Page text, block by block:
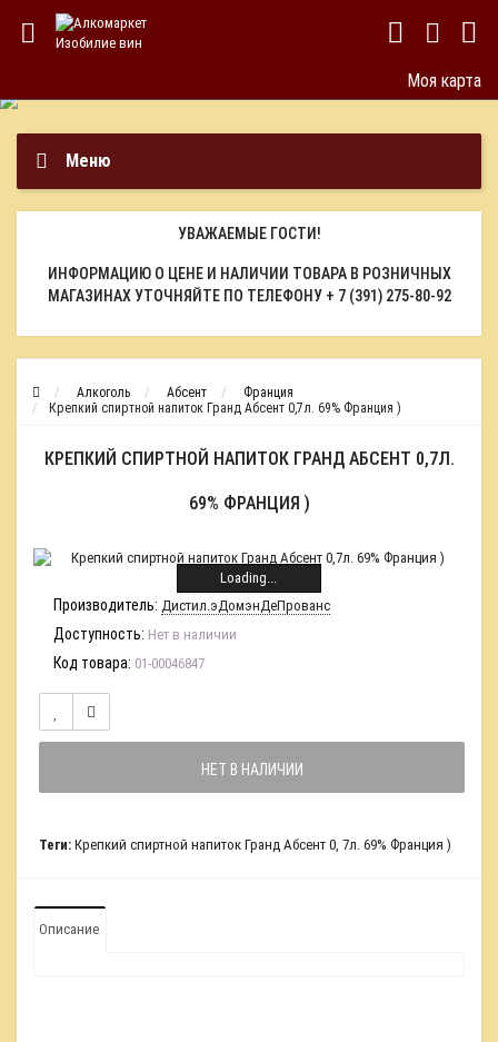
Моя карта
Меню
УВАЖАЕМЫЕ ГОСТИ!
ИНФОРМАЦИЮ О ЦЕНЕ И НАЛИЧИИ ТОВАРА В РОЗНИЧНЫХ
МАГАЗИНАХ УТОЧНЯЙТЕ ПО ТЕЛЕФОНУ + 7 (391) 275-80-92
Алкоголь Абсент
Франция
Крепкий спиртной напиток Гранд Абсент 0,7л. 69% Франция )
КРЕПКИЙ СПИРТНОЙ НАПИТОК ГРАНД АБСЕНТ 0,7Л.
69% ФРАНЦИЯ )
Loading...
Производитель: Дистил.эДомэнДеПрованс
Доступность: Нет в наличии
Код товара: 01-00046847
НЕТ В НАЛИЧИИ
Теги: Крепкий спиртной напиток Гранд Абсент 0, 7л. 69% Франция )
Описание